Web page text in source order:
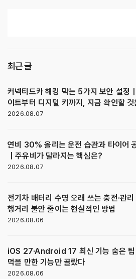
최근 글
커넥티드카 해킹 막는 5가지 보안 설정
이트부터 디지털 키까지, 지금 확인할
2026.08.07
연비 30% 올리는 운전 습관과 타이어
｜주유비가 달라지는 핵심은?
2026.08.07
전기차 배터리 수명 오래 쓰는 충전·관
행거리 불안 줄이는 현실적인 방법
2026.08.06
iOS 27·Android 17 최신 기능 숨은 팁
먹을 만한 기능만 골랐다
2026.08.06